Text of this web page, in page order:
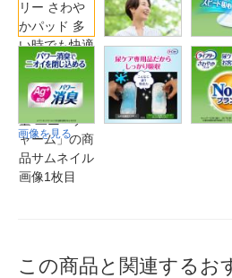
画像を見る
この商品と関連するお